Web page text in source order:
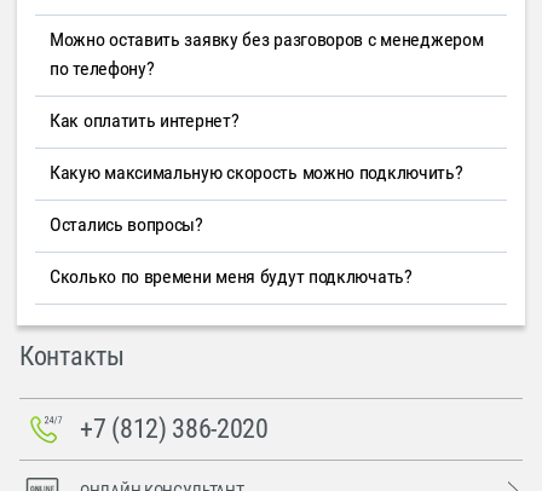
Можно оставить заявку без разговоров с менеджером
по телефону?
Как оплатить интернет?
Какую максимальную скорость можно подключить?
Остались вопросы?
Сколько по времени меня будут подключать?
Контакты
+7 (812) 386-2020